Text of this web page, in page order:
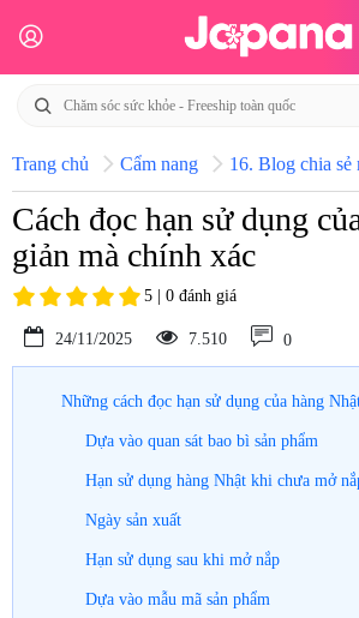
Trang chủ Cẩm nang 16. Blog chia sẻ
Cách đọc hạn sử dụng
giản mà chính xác
5 | 0 đánh giá
24/11/2025 7.510 0
Những cách đọc hạn sử dụng của hàng
Dựa vào quan sát bao bì sản phẩm
Hạn sử dụng hàng Nhật khi chưa mở
Ngày sản xuất
Hạn sử dụng sau khi mở nắp
Dựa vào mẫu mã sản phẩm